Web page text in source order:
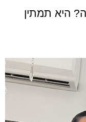
היא תמתין